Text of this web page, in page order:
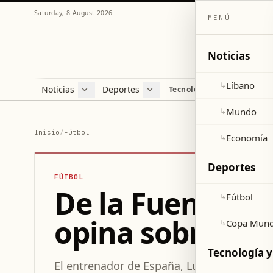
Saturday, 8 August 2026
Noticias
Líbano
Deportes
Fútbol
Tecnología y ciencia
Inicio/Fútbol
FÚTBOL
De la Fuente
opina sobre
El entrenador de España, Luis de la
MENÚ
Noticias
↳Líbano
↳Mundo
↳Economía
Deportes
↳Fútbol
↳Copa
Tecnología y